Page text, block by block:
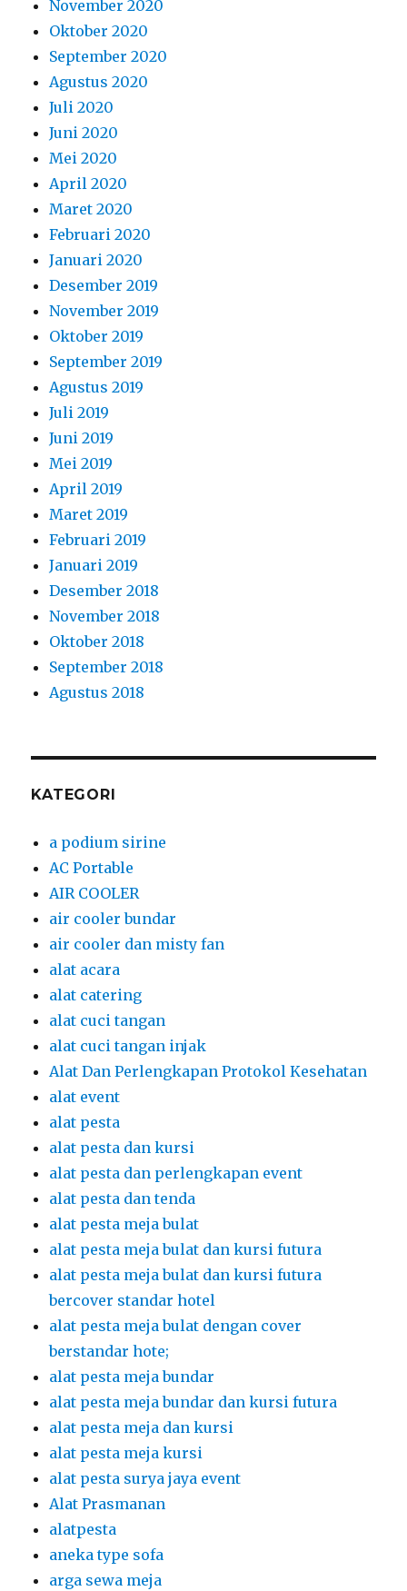
November 2020
Oktober 2020
September 2020
Agustus 2020
Juli 2020
Juni 2020
Mei 2020
April 2020
Maret 2020
Februari 2020
Januari 2020
Desember 2019
November 2019
Oktober 2019
September 2019
Agustus 2019
Juli 2019
Juni 2019
Mei 2019
April 2019
Maret 2019
Februari 2019
Januari 2019
Desember 2018
November 2018
Oktober 2018
September 2018
Agustus 2018
KATEGORI
a podium sirine
AC Portable
AIR COOLER
air cooler bundar
air cooler dan misty fan
alat acara
alat catering
alat cuci tangan
alat cuci tangan injak
Alat Dan Perlengkapan Protokol Kesehatan
alat event
alat pesta
alat pesta dan kursi
alat pesta dan perlengkapan event
alat pesta dan tenda
alat pesta meja bulat
alat pesta meja bulat dan kursi futura
alat pesta meja bulat dan kursi futura
bercover standar hotel
alat pesta meja bulat dengan cover
berstandar hote;
alat pesta meja bundar
alat pesta meja bundar dan kursi futura
alat pesta meja dan kursi
alat pesta meja kursi
alat pesta surya jaya event
Alat Prasmanan
alatpesta
aneka type sofa
arga sewa meja